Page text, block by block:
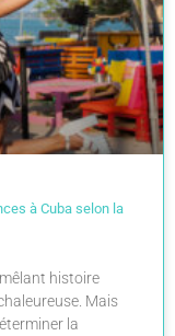
à Cuba selon la
histoire
Mais
la